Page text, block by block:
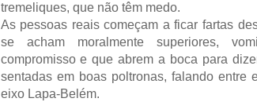
tremeliques, que não têm medo.
As pessoas reais começam a ficar fartas
se acham moralmente superiores,
compromisso e que abrem a boca para
sentadas em boas poltronas, falando
eixo Lapa-Belém.